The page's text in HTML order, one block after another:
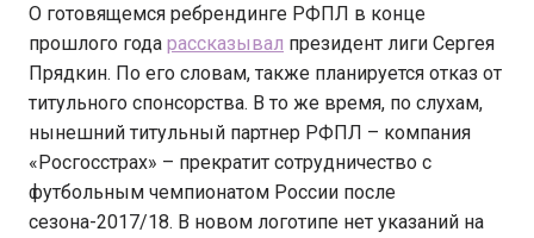
О готовящемся ребрендинге РФПЛ в конце
прошлого года рассказывал президент лиги Сергея
Прядкин. По его словам, также планируется отказ от
титульного спонсорства. В то же время, по слухам,
нынешний титульный партнер РФПЛ – компания
«Росгосстрах» – прекратит сотрудничество с
футбольным чемпионатом России после
сезона-2017/18. В новом логотипе нет указаний на